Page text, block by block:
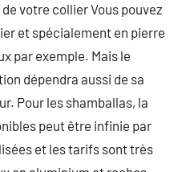
votre collier Vous pouvez
et spécialement en pierre
par exemple. Mais le
dépendra aussi de sa
Pour les shamballas, la
peut être infinie par
et les tarifs sont très